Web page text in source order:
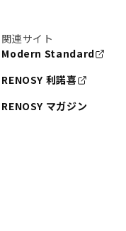
関連サイト
Modern Standard
RENOSY 利諾喜
RENOSY マガジン